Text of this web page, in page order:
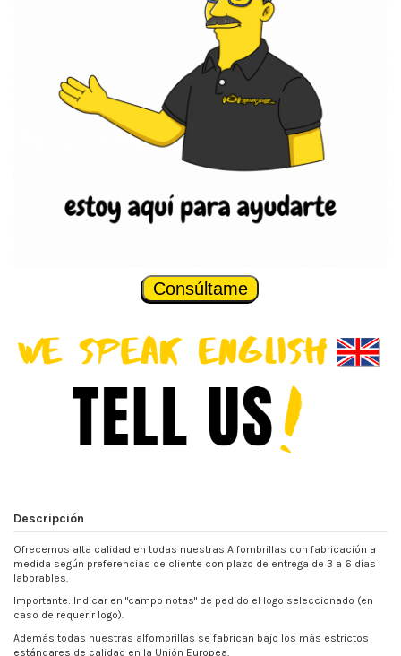
Consúltame
Descripción
Ofrecemos alta calidad en todas nuestras Alfombrillas con fabricación a
medida según preferencias de cliente con plazo de entrega de 3 a 6 días
laborables.
Importante: Indicar en "campo notas" de pedido el logo seleccionado (en
caso de requerir logo).
Además todas nuestras alfombrillas se fabrican bajo los más estrictos
estándares de calidad en la Unión Europea.